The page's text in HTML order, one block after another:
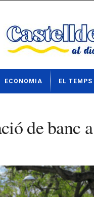
ECONOMIA EL TEMPS
de banc